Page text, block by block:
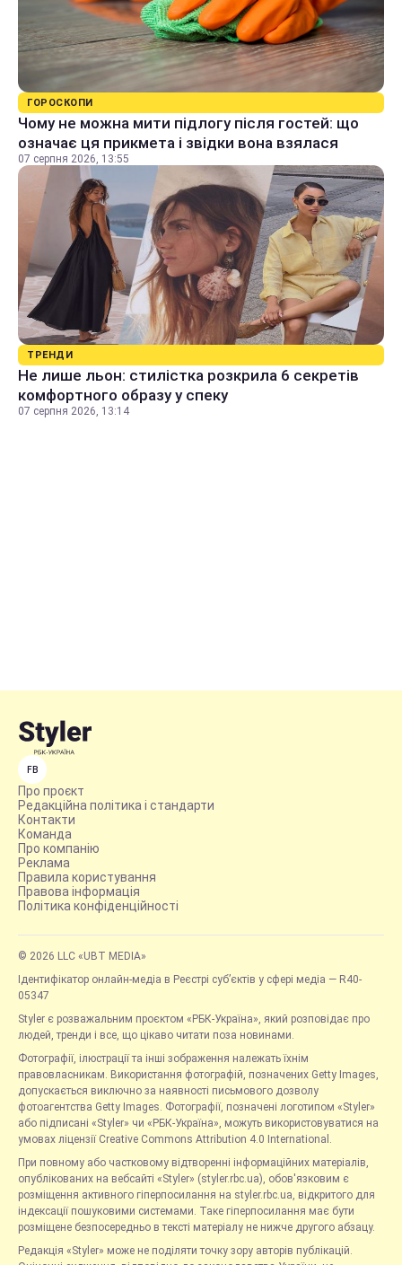
ГОРОСКОПИ
Чому не можна мити підлогу після гостей: що
означає ця прикмета і звідки вона взялася
07 серпня 2026, 13:55
ТРЕНДИ
Не лише льон: стилістка розкрила 6 секретів
комфортного образу у спеку
07 серпня 2026, 13:14
FB
Про проєкт
Редакційна політика і стандарти
Контакти
Команда
Про компанію
Реклама
Правила користування
Правова інформація
Політика конфіденційності
© 2026 LLC «UBT MEDIA»
Ідентифікатор онлайн-медіа в Реєстрі суб’єктів у сфері медіа — R40-
05347
Styler є розважальним проєктом «РБК-Україна», який розповідає про
людей, тренди і все, що цікаво читати поза новинами.
Фотографії, ілюстрації та інші зображення належать їхнім
правовласникам. Використання фотографій, позначених Getty Images,
допускається виключно за наявності письмового дозволу
фотоагентства Getty Images. Фотографії, позначені логотипом «Styler»
або підписані «Styler» чи «РБК-Україна», можуть використовуватися на
умовах ліцензії Creative Commons Attribution 4.0 International.
При повному або частковому відтворенні інформаційних матеріалів,
опублікованих на вебсайті «Styler» (styler.rbc.ua), обов'язковим є
розміщення активного гіперпосилання на styler.rbc.ua, відкритого для
індексації пошуковими системами. Таке гіперпосилання має бути
розміщене безпосередньо в тексті матеріалу не нижче другого абзацу.
Редакція «Styler» може не поділяти точку зору авторів публікацій.